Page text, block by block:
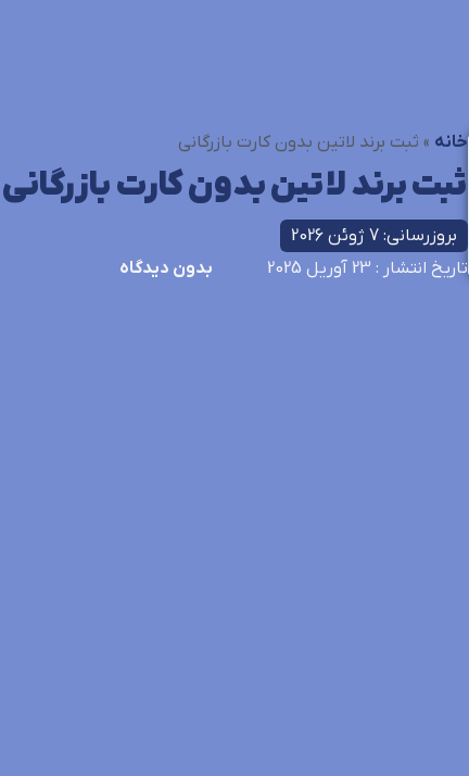
خانه » ثبت برند لاتین بدون کارت بازرگانی
ثبت برند لاتین بدون کارت بازرگانی
بروزرسانی: 7 ژوئن 2026
تاریخ انتشار : 23 آوریل 2025 بدون دیدگاه